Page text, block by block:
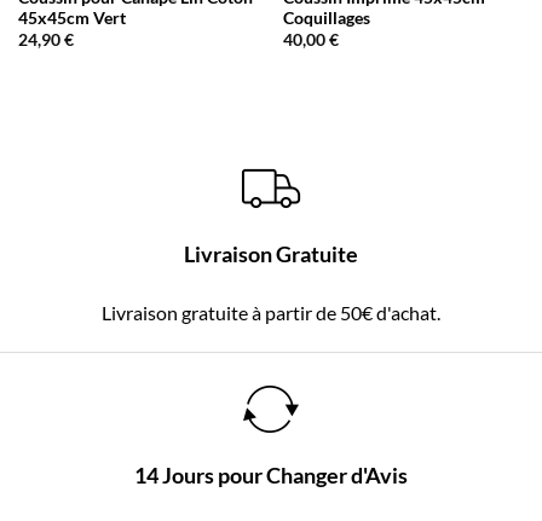
45x45cm Vert
24,90€
Coquillages
40,00€
Livraison Gratuite
Livraison gratuite à partir de 50€ d'achat.
14 Jours pour Changer d'Avis